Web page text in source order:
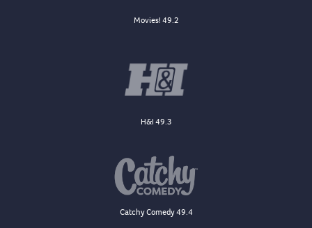
Movies! 49.2
H&I 49.3
Catchy Comedy 49.4